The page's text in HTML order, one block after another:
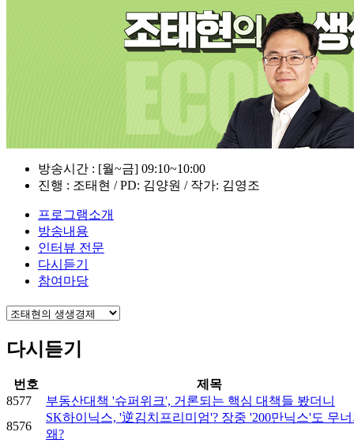
방송시간 : [월~금] 09:10~10:00
진행 : 조태현 / PD: 김양원 / 작가: 김영조
프로그램소개
방송내용
인터뷰 전문
다시듣기
참여마당
다시듣기
번호
제목
8577
부동산대책 '슈퍼위크', 거론되는 핵심 대책들 봤더니
8576
SK하이닉스, '逆김치프리미엄'? 장중 '200만닉스'도 무
왜?